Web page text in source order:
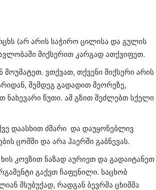
(არ არის საჭირო ცილისა და გულის
მიქსერით კარგად ათქვიფეთ.
ვთქვათ, თქვენი მიქსერი არის
შემდეგ გადადით მეორეზე,
ნახევარი წუთი. ამ გზით შეძლებთ სქელი
დაასხით ძმარი და დაუყონებლივ
ცომში და არა ჰაერში გაბნევას.
კოვზით ნაზად აურიეთ და გადაიტანეთ
გაქვთ ჩაფენილი. საცხობ
მსუბუქად, რადგან ბევრმა ცხიმმა